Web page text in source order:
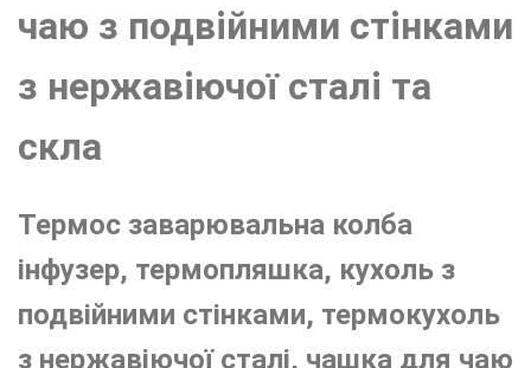
чаю з подвійними стінками
з нержавіючої сталі та
скла
Термос заварювальна колба
інфузер, термопляшка, кухоль з
подвійними стінками, термокухоль
з нержавіючої сталі, чашка для чаю